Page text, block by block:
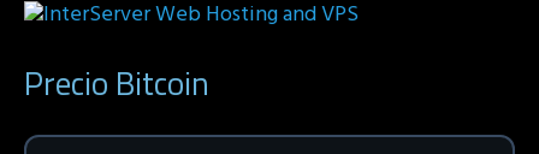
Precio Bitcoin